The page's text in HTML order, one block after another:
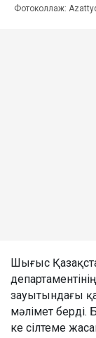
Фотоколлаж:
Шығыс
зауытындағы
мәлімет берді.
ке сілтеме